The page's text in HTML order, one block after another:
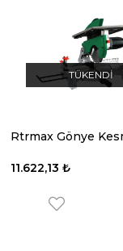
TÜKENDI
11.622,13 ₺